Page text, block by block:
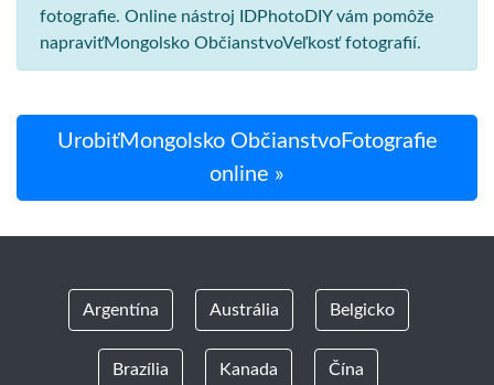
fotografie. Online nástroj IDPhotoDIY vám pomôže
napraviťMongolsko ObčianstvoVeľkosť fotografií.
UrobiťMongolsko ObčianstvoFotografie
online »
Argentína Austrália Belgicko
Brazília Kanada Čína